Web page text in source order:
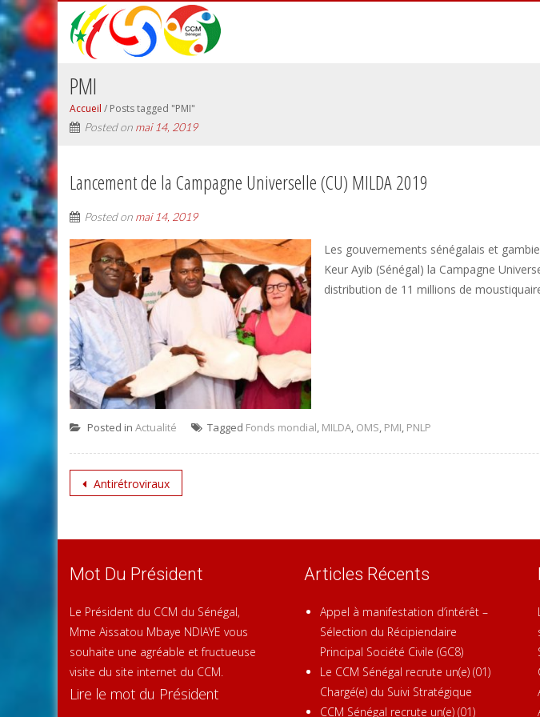
PMI
Accueil / Posts tagged "PMI"
Posted on mai 14, 2019
Lancement de la Campagne Universelle (CU) MILDA 2019
Posted on mai 14, 2019
Les gouvernements sénégalais et
Keur Ayib (Sénégal) la Campagne
distribution de 11 millions de
Posted in Actualité Tagged Fonds mondial, MILDA, OMS, PMI, PNLP
PostAntirétroviraux
Mot Du Président
Le Président du CCM du Sénégal,
Mme Aissatou Mbaye NDIAYE vous
souhaite une agréable et fructueuse
visite du site internet du CCM.
Lire le mot du Président
Articles Récents
Appel à manifestation d’intérêt –
Sélection du Récipiendaire
Principal Société Civile (GC8)
Le CCM Sénégal recrute un(e) (01)
Chargé(e) du Suivi Stratégique
CCM Sénégal recrute un(e) (01)